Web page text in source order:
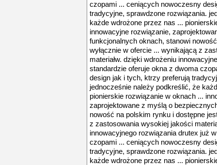
czopami ... ceniących nowoczesny
tradycyjne, sprawdzone rozwiązania.
każde wdrożone przez nas ...
innowacyjne rozwiązanie,
funkcjonalnych oknach, stanowi
wyłącznie w ofercie ... wynikającą z
materiałw. dzięki wdrożeniu
standardzie oferuje okna z dwoma
design jak i tych, ktrzy preferują
jednocześnie należy podkreślić, że
pionierskie rozwiązanie w oknach ...
zaprojektowane z myślą o
nowość na polskim rynku i dostępne
z zastosowania wysokiej jakości
innowacyjnego rozwiązania drutex już
czopami ... ceniących nowoczesny
tradycyjne, sprawdzone rozwiązania.
każde wdrożone przez nas ...